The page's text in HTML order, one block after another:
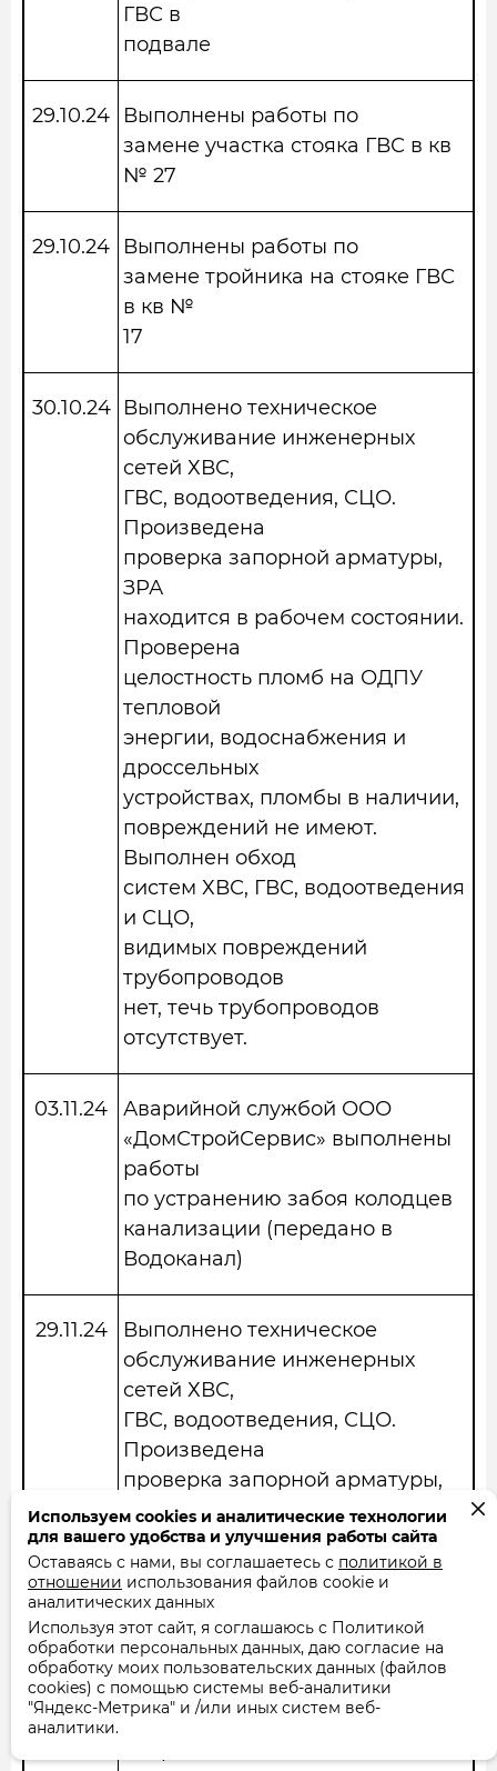
ГВС в
подвале
29.10.24
Выполнены работы по
замене участка стояка ГВС в кв
№ 27
29.10.24
Выполнены работы по
замене тройника на стояке ГВС
в кв №
17
30.10.24
Выполнено техническое
обслуживание инженерных
сетей ХВС,
ГВС, водоотведения, СЦО.
Произведена
проверка запорной арматуры,
ЗРА
находится в рабочем состоянии.
Проверена
целостность пломб на ОДПУ
тепловой
энергии, водоснабжения и
дроссельных
устройствах, пломбы в наличии,
повреждений не имеют.
Выполнен обход
систем ХВС, ГВС, водоотведения
и СЦО,
видимых повреждений
трубопроводов
нет, течь трубопроводов
отсутствует.
03.11.24
Аварийной службой ООО
«ДомСтройСервис» выполнены
работы
по устранению забоя колодцев
канализации (передано в
Водоканал)
29.11.24
Выполнено техническое
обслуживание инженерных
сетей ХВС,
ГВС, водоотведения, СЦО.
Произведена
проверка запорной арматуры,
ЗРА
находится в рабочем состоянии.
Проверена
целостность пломб на ОДПУ
тепловой
энергии, водоснабжения и
дроссельных
устройствах, пломбы в наличии,
Используем cookies и аналитические технологии
для вашего удобства и улучшения работы сайта
Оставаясь с нами, вы соглашаетесь с политикой в
отношении использования файлов cookie и
аналитических данных
Используя этот сайт, я соглашаюсь с Политикой
обработки персональных данных, даю согласие на
обработку моих пользовательских данных (файлов
cookies) с помощью системы веб-аналитики
"Яндекс-Метрика" и /или иных систем веб-
аналитики.